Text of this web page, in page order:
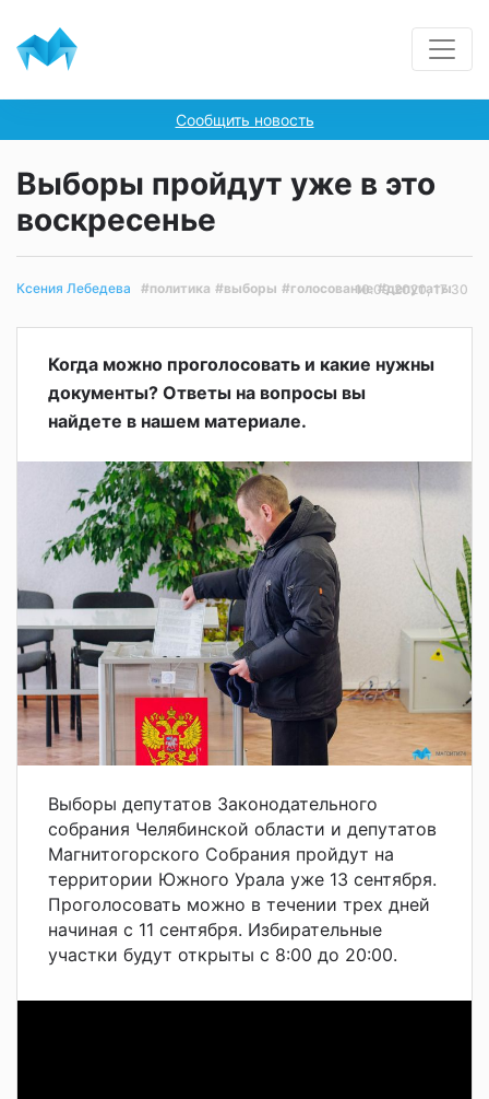
Сообщить новость
Выборы пройдут уже в это
воскресенье
Ксения Лебедева #политика #выборы #голосование #депутаты
10.09.2020, 17:30
Когда можно проголосовать и какие нужны
документы? Ответы на вопросы вы
найдете в нашем материале.
Выборы депутатов Законодательного
собрания Челябинской области и депутатов
Магнитогорского Собрания пройдут на
территории Южного Урала уже 13 сентября.
Проголосовать можно в течении трех дней
начиная с 11 сентября. Избирательные
участки будут открыты с 8:00 до 20:00.